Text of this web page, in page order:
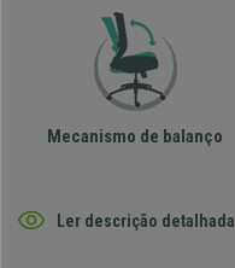
Mecanismo de balanço
Ler descrição detalhada